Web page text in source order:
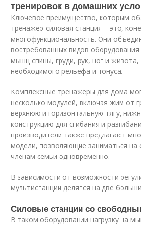
тренировок в домашних
Ключевое преимущество, которым
тренажер-силовая станция – это,
многофункциональность. Они
востребованных видов
мышц спины, груди, рук, ног и живота,
необходимого рельефа и тонуса.
Комплексные тренажеры для дома
несколько модулей, включая жим от
верхнюю и горизонтальную тягу,
конструкцию для сгибания и
производители также предлагают
модели, позволяющие заниматься на
членам семьи одновременно.
В зависимости от возможности
мультистанции делятся на две
Силовые станции со
В таком оборудовании нагрузку на